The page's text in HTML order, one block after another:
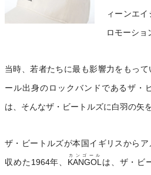
ィーンエ
ロモーショ
当時、若者たちに最も影響力をもっ
ール出身のロックバンドであるザ・
は、そんなザ・ビートルズに白羽の矢
ザ・ビートルズが本国イギリスから
収めた1964年、 KANGOL
カンゴール
は、ザ・ビ